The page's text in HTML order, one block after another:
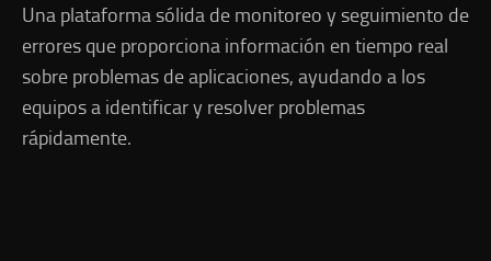
Una plataforma sólida de monitoreo y seguimiento de
errores que proporciona información en tiempo real
sobre problemas de aplicaciones, ayudando a los
equipos a identificar y resolver problemas
rápidamente.